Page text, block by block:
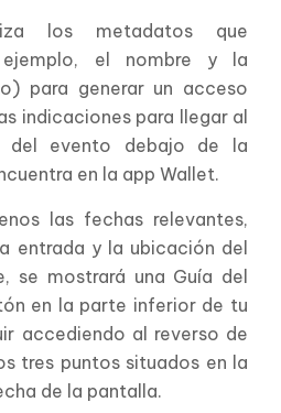
los metadatos que
ejemplo, el nombre y la
para generar un acceso
indicaciones para llegar al
del evento debajo de la
en la app Wallet.
las fechas relevantes,
entrada y la ubicación del
se mostrará una Guía del
en la parte inferior de tu
accediendo al reverso de
tres puntos situados en la
de la pantalla.